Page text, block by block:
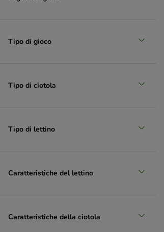
Tipo di gioco
Tipo di ciotola
Tipo di lettino
Caratteristiche del lettino
Caratteristiche della ciotola